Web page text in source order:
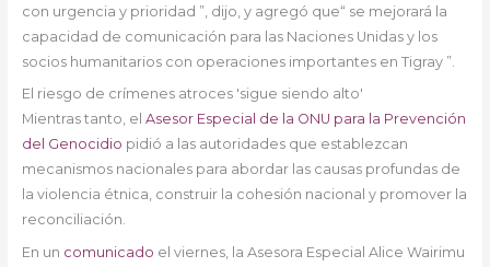
con urgencia y prioridad ”, dijo, y agregó que“ se mejorará la
capacidad de comunicación para las Naciones Unidas y los
socios humanitarios con operaciones importantes en Tigray ”.
El riesgo de crímenes atroces 'sigue siendo alto'
Mientras tanto, el Asesor Especial de la ONU para la Prevención
del Genocidio pidió a las autoridades que establezcan
mecanismos nacionales para abordar las causas profundas de
la violencia étnica, construir la cohesión nacional y promover la
reconciliación.
En un comunicado el viernes, la Asesora Especial Alice Wairimu